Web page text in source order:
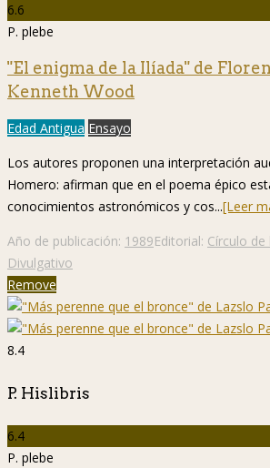
6.6
P. plebe
"El enigma de la Ilíada" de
Kenneth Wood
Edad Antigua Ensayo
Los autores proponen una interpretación
Homero: afirman que en el poema épico
conocimientos astronómicos y cos...[Leer
Año de publicación: 1989Editorial: Círculo
Divulgativo
Remove
8.4
P. Hislibris
6.4
P. plebe